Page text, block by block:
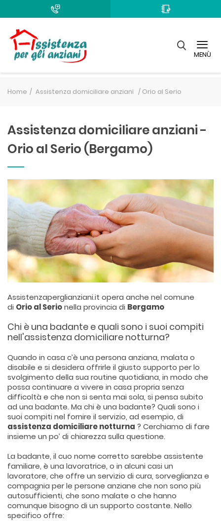
MENÙ
Home Assistenza domiciliare anziani / Orio al Serio
Assistenza domiciliare anziani -
Orio al Serio (Bergamo)
Assistenzaperglianziani.it opera anche nel comune
di Orio al Serionella provincia di Bergamo
Chi è una badante e quali sono i suoi compiti
nell'assistenza domiciliare notturna?
Quando in casa c’è una persona anziana, malata o
disabile e si desidera offrirle il giusto supporto per lo
svolgimento della sua routine quotidiana, in modo che
possa continuare a vivere in casa propria senza
difficoltà e che non si senta mai sola, si pensa subito
ad una badante. Ma chi è una badante? Quali sono i
suoi compiti nel fornire il servizio, ad esempio, di
assistenza domiciliare notturna ? Cerchiamo di fare
insieme un po’ di chiarezza sulla questione.
La badante, il cuo nome corretto sarebbe assistente
familiare, è una lavoratrice, o in alcuni casi un
lavoratore, che offre un servizio di cura, sorveglianza e
compagnia per le persone anziane che non sono più
autosufficienti, che sono malate o che hanno
comunque bisogno di un supporto costante. Nello
specifico offre: